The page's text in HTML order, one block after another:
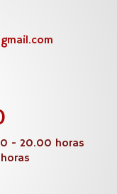
gmail.com
- 20.00 horas